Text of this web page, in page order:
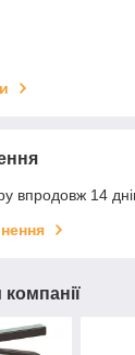
впродовж 14
компанії